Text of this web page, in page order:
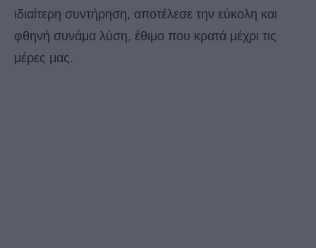
ιδιαίτερη συντήρηση, αποτέλεσε την εύκολη και
φθηνή συνάμα λύση, έθιμο που κρατά μέχρι τις
μέρες μας.